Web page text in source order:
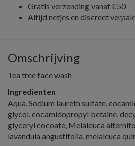
Gratis verzending vanaf €50
Altijd netjes en discreet
Omschrijving
Tea tree face wash
Ingredienten
Aqua, Sodium laureth sulfate,
glycol, cocamidopropyl betaine,
glyceryl cocoate, Melaleuca
lavandula angustifolia, melaleuca